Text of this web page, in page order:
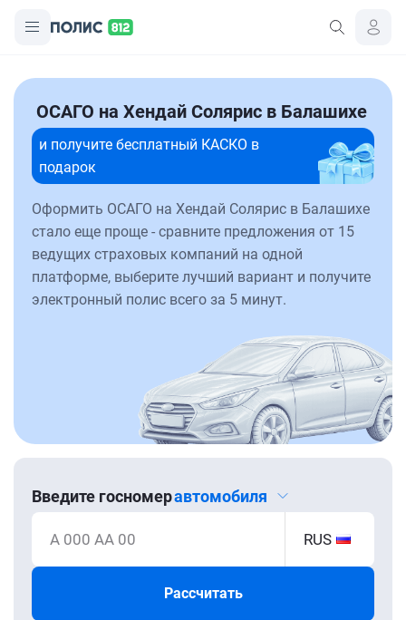
ОСАГО на Хендай Солярис в Балашихе
и получите бесплатный КАСКО в
подарок
Оформить ОСАГО на Хендай Солярис в Балашихе
стало еще проще - сравните предложения от 15
ведущих страховых компаний на одной
платформе, выберите лучший вариант и получите
электронный полис всего за 5 минут.
Введите госномеравтомобиля
А 000 АА 00 RUS
Рассчитать